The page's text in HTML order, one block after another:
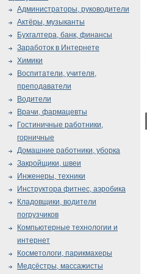
Администраторы, руководители
Актёры, музыканты
Бухгалтера, банк, финансы
Заработок в Интернете
Химики
Воспитатели, учителя,
преподаватели
Водители
Врачи, фармацевты
Гостиничные работники,
горничные
Домашние работники, уборка
Закройщики, швеи
Инженеры, техники
Инструктора фитнес, аэробика
Кладовщики, водители
погрузчиков
Компьютерные технологии и
интернет
Косметологи, парикмахеры
Медсёстры, массажисты